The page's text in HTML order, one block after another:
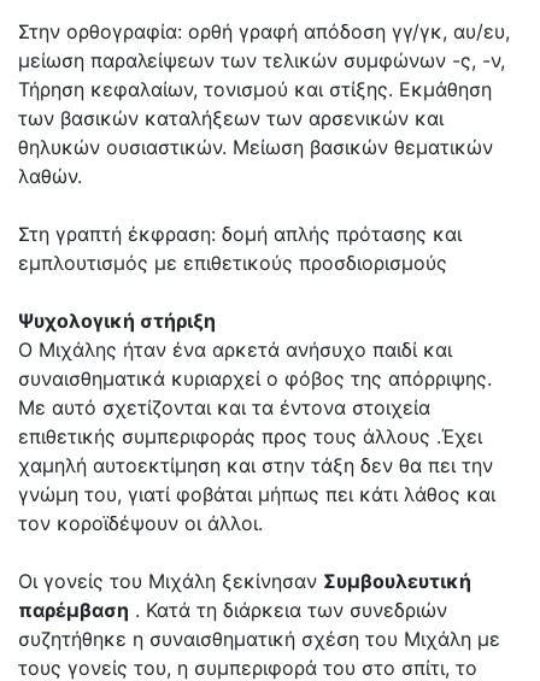
Στην ορθογραφία: ορθή γραφή απόδοση γγ/γκ, αυ/ευ,
μείωση παραλείψεων των τελικών συμφώνων -ς, -ν,
Τήρηση κεφαλαίων, τονισμού και στίξης. Εκμάθηση
των βασικών καταλήξεων των αρσενικών και
θηλυκών ουσιαστικών. Μείωση βασικών θεματικών
λαθών.
Στη γραπτή έκφραση: δομή απλής πρότασης και
εμπλουτισμός με επιθετικούς προσδιορισμούς
Ψυχολογική στήριξη
Ο Μιχάλης ήταν ένα αρκετά ανήσυχο παιδί και
συναισθηματικά κυριαρχεί ο φόβος της απόρριψης.
Με αυτό σχετίζονται και τα έντονα στοιχεία
επιθετικής συμπεριφοράς προς τους άλλους .Έχει
χαμηλή αυτοεκτίμηση και στην τάξη δεν θα πει την
γνώμη του, γιατί φοβάται μήπως πει κάτι λάθος και
τον κοροϊδέψουν οι άλλοι.
Οι γονείς του Μιχάλη ξεκίνησαν Συμβουλευτική
παρέμβαση . Κατά τη διάρκεια των συνεδριών
συζητήθηκε η συναισθηματική σχέση του Μιχάλη με
τους γονείς του, η συμπεριφορά του στο σπίτι, το